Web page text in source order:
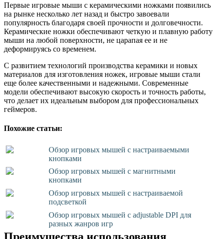
Первые игровые мыши с керамическими ножками появились
на рынке несколько лет назад и быстро завоевали
популярность благодаря своей прочности и долговечности.
Керамические ножки обеспечивают четкую и плавную работу
мыши на любой поверхности, не царапая ее и не
деформируясь со временем.
С развитием технологий производства керамики и новых
материалов для изготовления ножек, игровые мыши стали
еще более качественными и надежными. Современные
модели обеспечивают высокую скорость и точность работы,
что делает их идеальным выбором для профессиональных
геймеров.
Похожие статьи:
Обзор игровых мышей с настраиваемыми
кнопками
Обзор игровых мышей с магнитными
кнопками
Обзор игровых мышей с настраиваемой
подсветкой
Обзор игровых мышей с adjustable DPI для
разных жанров игр